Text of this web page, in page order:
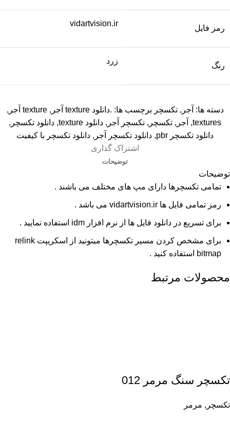
رمز فایل
vidartvision.ir
رنگ
زرد
دسته ها: آجر , تکسچر برچسب ها: .دانلود texture آجر , texture آجر
,
textures
, آجر , تکسچر , تکسچر آجر , دانلود texture , دانلود تکسچر ,
دانلود تکسچر pbr
, دانلود تکسچر آجر , دانلود تکسچر با کیفیت
اشتراک گذاری
توضیحات
توضیحات
تمامی تکسچرها دارای مپ های مختلف می باشند .
رمز تمامی فایل ها vidartvision.ir می باشد .
برای تسریع در دانلود فایل ها از نرم افزار idm استفاده نمایید .
برای مشخص کردن مسیر تکسچرها میتونید از اسکریپت relink
bitmap استفاده کنید .
محصولات مرتبط
تکسچر سنگ مرمر 012
تکسچر , مرمر